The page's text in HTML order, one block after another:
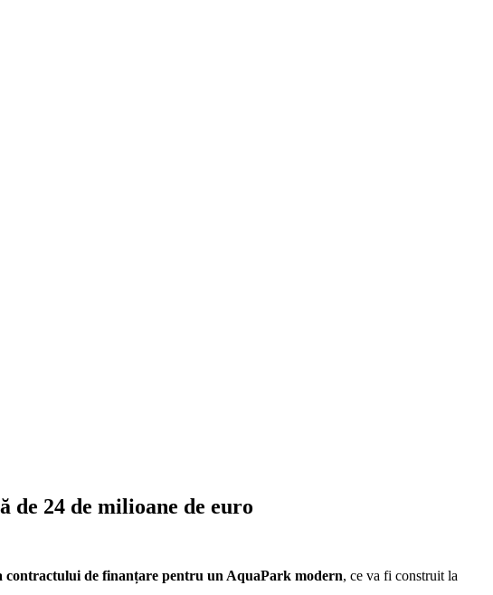
24 de milioane de euro
contractului de finanțare pentru un AquaPark modern, ce va fi construit la